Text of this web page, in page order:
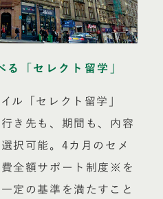
る「セレクト留学」
ル「セレクト留学」
き先も、期間も、内容
択可能。4カ月のセメ
全額サポート制度※を
定の基準を満たすこと